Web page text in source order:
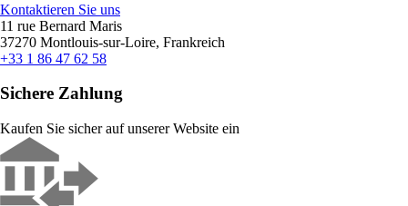
Kontaktieren Sie uns
11 rue Bernard Maris
37270 Montlouis-sur-Loire, Frankreich
+33 1 86 47 62 58
Sichere Zahlung
Kaufen Sie sicher auf unserer Website ein